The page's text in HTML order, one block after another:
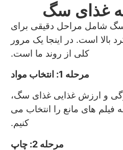
غذای سگ
سگ شامل مراحل دقیقی برای
بالا است. در اینجا یک مرور
کلی از روند ما است.
مرحله 1: انتخاب مواد
و ارزش غذایی غذای سگ،
فیلم های مانع را انتخاب می
کنیم.
مرحله 2: چاپ